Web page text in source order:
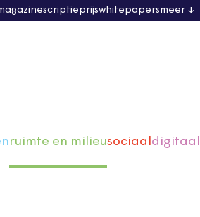
scriptieprijswhitepapersmeer
ruimte en milieusociaaldigitaal